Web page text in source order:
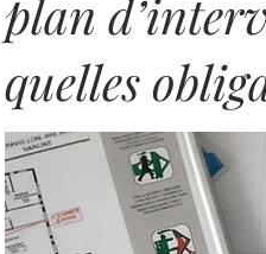
plan
quelles